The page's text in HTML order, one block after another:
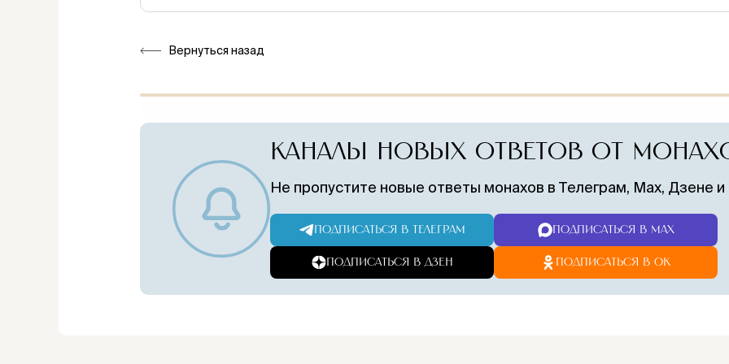
Вернуться назад
Поддержите служение
жертвователе.
Молитва
братии о вас
ежедневно
◈
Традиция
сугубого
поминовения
+
КАНАЛЫ НОВЫХ ОТВЕТОВ ОТ
Не пропустите новые ответы монахов в Телеграм, Max, Дзене
ПОДПИСАТЬСЯ В ТЕЛЕГРАМ ПОДПИСАТЬСЯ В MAX
ПОДПИСАТЬСЯ В ДЗЕН ПОДПИСАТЬСЯ В ОК